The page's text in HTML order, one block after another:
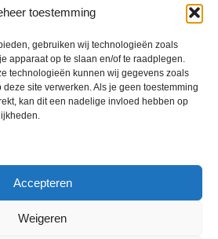
toestemming
gebruiken wij technologieën zoals
apparaat op te slaan en/of te raadplegen.
technologieën kunnen wij gegevens zoals
site verwerken. Als je geen toestemming
kan dit een nadelige invloed hebben op
Accepteren
Weigeren
Btw: NL005017071B31
haal- en brengservice in heel Twente
reparatiewinkel en niet verbonden aan de
genoemd. Afhankelijk van het merk, model en type
inkopen via onze vaste leveranciers. We